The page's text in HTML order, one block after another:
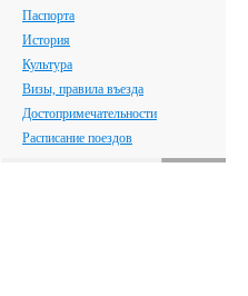
Паспорта
История
Культура
Визы, правила въезда
Достопримечательности
Расписание поездов